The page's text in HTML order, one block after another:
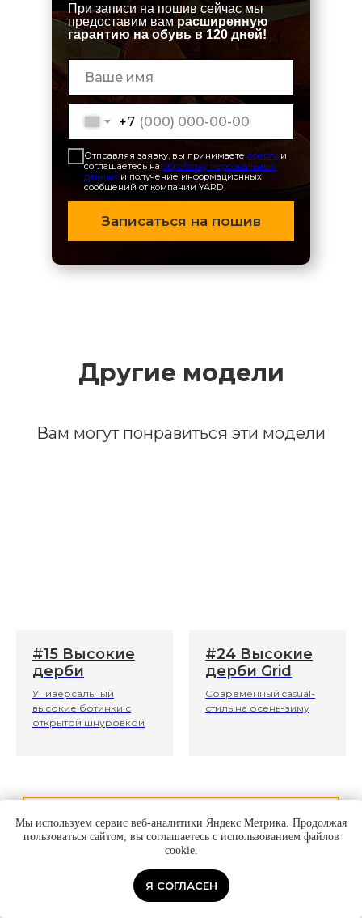
+7
Отправляя заявку, вы принимаете оферту и
соглашаетесь на обработку персональных
данных и получение информационных
сообщений от компании YARD
Записаться на пошив
При записи на пошив сейчас мы
предоставим вам расширенную
гарантию на обувь в 120 дней!
Другие модели
Вам могут понравиться эти модели
#15 Высокие
дерби
Универсальный
высокие ботинки с
открытой шнуровкой
#24 Высокие
дерби Grid
Современный casual-
стиль на осень-зиму
Посмотреть каталог мужской обуви
Мы используем сервис веб-аналитики Яндекс Метрика. Продолжая
пользоваться сайтом, вы соглашаетесь с использованием файлов
cookie.
Я СОГЛАСЕН